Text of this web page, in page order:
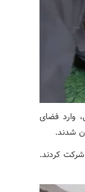
وارد فضای
شدند.
شرکت کردند.